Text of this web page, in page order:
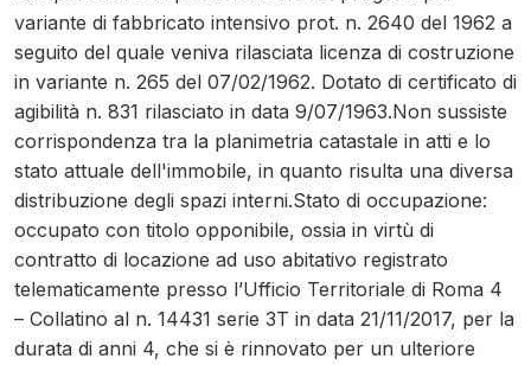
variante di fabbricato intensivo prot. n. 2640 del 1962 a
seguito del quale veniva rilasciata licenza di costruzione
in variante n. 265 del 07/02/1962. Dotato di certificato di
agibilità n. 831 rilasciato in data 9/07/1963.Non sussiste
corrispondenza tra la planimetria catastale in atti e lo
stato attuale dell'immobile, in quanto risulta una diversa
distribuzione degli spazi interni.Stato di occupazione:
occupato con titolo opponibile, ossia in virtù di
contratto di locazione ad uso abitativo registrato
telematicamente presso l’Ufficio Territoriale di Roma 4
– Collatino al n. 14431 serie 3T in data 21/11/2017, per la
durata di anni 4, che si è rinnovato per un ulteriore